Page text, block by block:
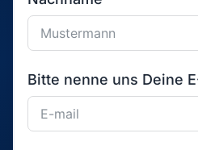
Bitte nenne uns Deine